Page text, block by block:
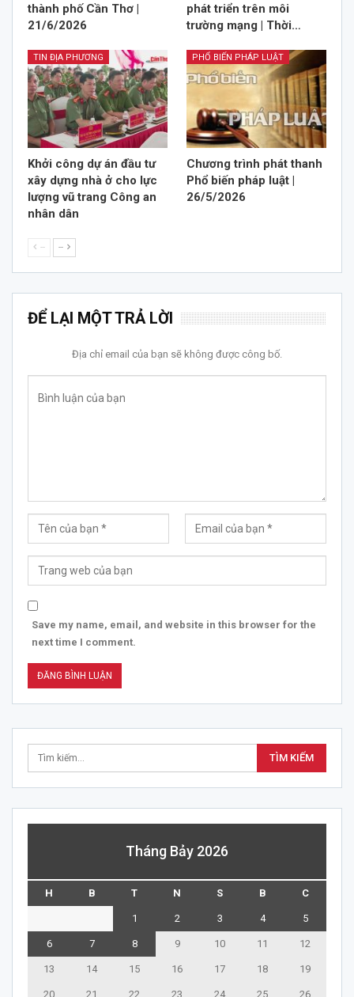
thành phố Cần Thơ |
21/6/2026
phát triển trên môi
trường mạng | Thời…
TIN ĐỊA PHƯƠNG
Khởi công dự án đầu tư
xây dựng nhà ở cho lực
lượng vũ trang Công an
nhân dân
PHỔ BIẾN PHÁP LUẬT
Chương trình phát thanh
Phổ biến pháp luật |
26/5/2026
-- --
ĐỂ LẠI MỘT TRẢ LỜI
Địa chỉ email của bạn sẽ không được công bố.
Save my name, email, and website in this browser for the
next time I comment.
Tháng Bảy 2026
H B T N S B C
1 2 3 4 5
6 7 8 9 10 11 12
13 14 15 16 17 18 19
20 21 22 23 24 25 26